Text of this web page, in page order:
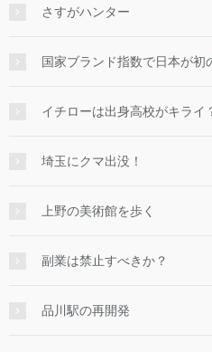
さすがハンター
国家ブランド指数で日本が初
イチローは出身高校がキライ
埼玉にクマ出没！
上野の美術館を歩く
副業は禁止すべきか？
品川駅の再開発